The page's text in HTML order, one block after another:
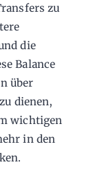
zu
die
Balance
über
dienen,
wichtigen
in den